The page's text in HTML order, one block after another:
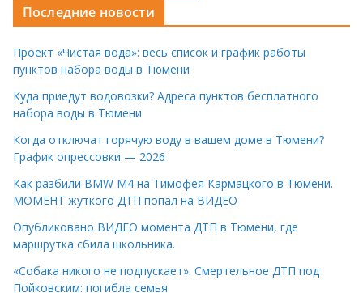
Последние новости
Проект «Чистая вода»: весь список и график работы
пунктов набора воды в Тюмени
Куда приедут водовозки? Адреса пунктов бесплатного
набора воды в Тюмени
Когда отключат горячую воду в вашем доме в Тюмени?
График опрессовки — 2026
Как разбили BMW M4 на Тимофея Кармацкого в Тюмени.
МОМЕНТ жуткого ДТП попал на ВИДЕО
Опубликовано ВИДЕО момента ДТП в Тюмени, где
маршрутка сбила школьника.
«Собака никого не подпускает». Смертельное ДТП под
Пойковским: погибла семья